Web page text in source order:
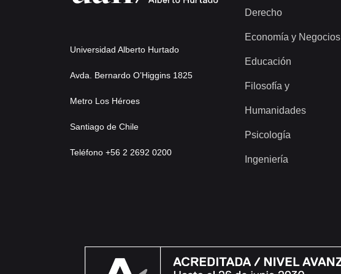
Universidad Alberto Hurtado
Avda. Bernardo O’Higgins 1825
Metro Los Héroes
Santiago de Chile
Teléfono +56 2 2692 0200
Derecho
Economía y Negocios
Educación
Filosofía y
Humanidades
Psicología
Ingeniería